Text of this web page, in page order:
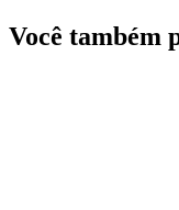
Você também